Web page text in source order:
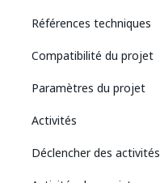
Références techniques
Compatibilité du projet
Paramètres du projet
Activités
Déclencher des activités